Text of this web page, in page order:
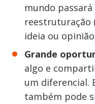
mundo
reestruturação
ideia ou
Grande
algo e
um diferencial.
também pode